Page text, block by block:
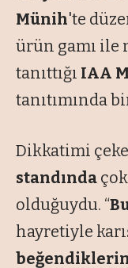
Münih'te
ürün gamı ile
tanıttığı IAA
tanıtımında
Dikkatimi
standında
olduğuydu. “
hayretiyle